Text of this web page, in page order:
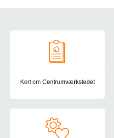
Kort om Centrumværkstedet